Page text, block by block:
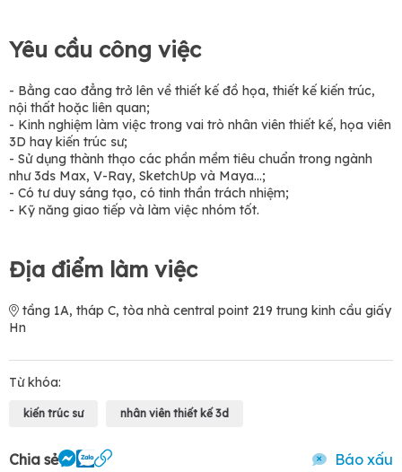
Yêu cầu công việc
- Bằng cao đẳng trở lên về thiết kế đồ họa, thiết kế kiến trúc,
nội thất hoặc liên quan;
- Kinh nghiệm làm việc trong vai trò nhân viên thiết kế, họa viên
3D hay kiến trúc sư;
- Sử dụng thành thạo các phần mềm tiêu chuẩn trong ngành
như 3ds Max, V-Ray, SketchUp và Maya…;
- Có tư duy sáng tạo, có tinh thần trách nhiệm;
- Kỹ năng giao tiếp và làm việc nhóm tốt.
Địa điểm làm việc
tầng 1A, tháp C, tòa nhà central point 219 trung kinh cầu giấy
Hn
Từ khóa:
kiến trúc sư nhân viên thiết kế 3d
Chia sẻ Báo xấu